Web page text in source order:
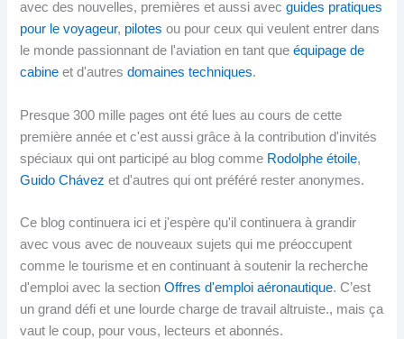
avec des nouvelles, premières et aussi avecguides pratiques
pour le voyageur, pilotes ou pour ceux qui veulent entrer dans
le monde passionnant de l'aviation en tant queéquipage de
cabine et d'autresdomaines techniques.
Presque 300 mille pages ont été lues au cours de cette
première année et c'est aussi grâce à la contribution d'invités
spéciaux qui ont participé au blog comme Rodolphe étoile,
Guido Chávez et d'autres qui ont préféré rester anonymes.
Ce blog continuera ici et j'espère qu'il continuera à grandir
avec vous avec de nouveaux sujets qui me préoccupent
comme le tourisme et en continuant à soutenir la recherche
d'emploi avec la sectionOffres d'emploi aéronautique. C’est
un grand défi et une lourde charge de travail altruiste., mais ça
vaut le coup, pour vous, lecteurs et abonnés.